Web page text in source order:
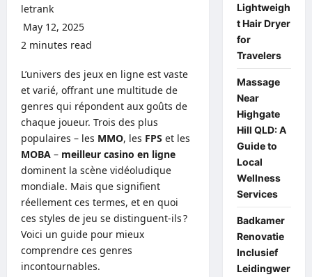
letrank
May 12, 2025
2 minutes read
L’univers des jeux en ligne est vaste
et varié, offrant une multitude de
genres qui répondent aux goûts de
chaque joueur. Trois des plus
populaires – les MMO, les FPS et les
MOBA – meilleur casino en ligne
dominent la scène vidéoludique
mondiale. Mais que signifient
réellement ces termes, et en quoi
ces styles de jeu se distinguent-ils ?
Voici un guide pour mieux
comprendre ces genres
incontournables.
Lightweigh
t Hair Dryer
for
Travelers
Massage
Near
Highgate
Hill QLD: A
Guide to
Local
Wellness
Services
Badkamer
Renovatie
Inclusief
Leidingwer